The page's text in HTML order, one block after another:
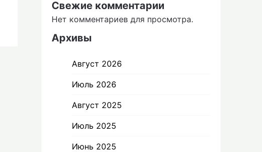
Свежие комментарии
Нет комментариев для просмотра.
Архивы
Август 2026
Июль 2026
Август 2025
Июль 2025
Июнь 2025